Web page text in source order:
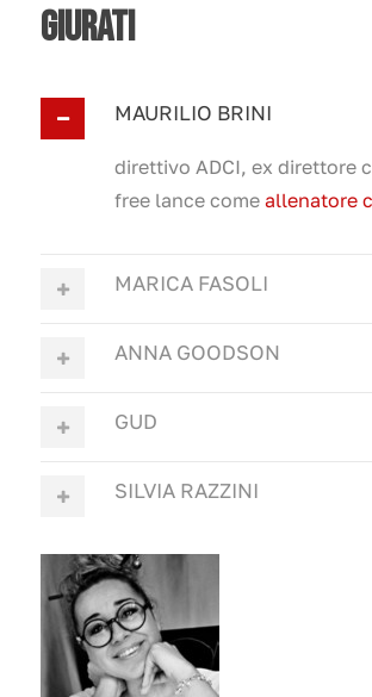
GIURATI
MAURILIO BRINI
direttivo ADCI, ex direttore
free lance come allenatore
MARICA FASOLI
ANNA GOODSON
GUD
SILVIA RAZZINI